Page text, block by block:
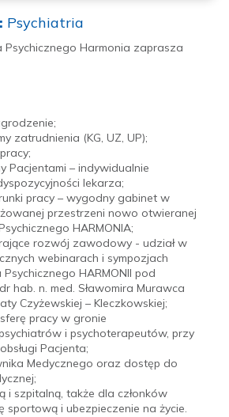
Psychiatria
Harmonia zaprasza
zatrudnienia (KG, UZ, UP);
Pacjentami – indywidualnie
lekarza;
pracy – wygodny gabinet w
przestrzeni nowo otwieranej
HARMONIA;
rozwój zawodowy - udział w
webinarach i sympozjach
HARMONII pod
hab. n. med. Sławomira Murawca
Czyżewskiej – Kleczkowskiej;
pracy w gronie
i psychoterapeutów, przy
Pacjenta;
Medycznego oraz dostęp do
i szpitalną, także dla członków
sportową i ubezpieczenie na życie.